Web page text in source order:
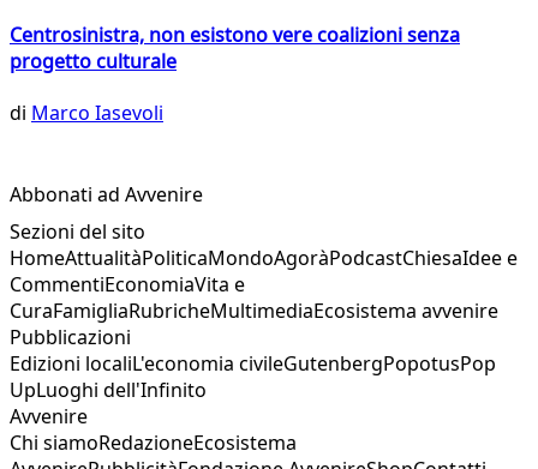
Centrosinistra, non esistono vere coalizioni senza
progetto culturale
di Marco Iasevoli
Abbonati ad Avvenire
Sezioni del sito
HomeAttualitàPoliticaMondoAgoràPodcastChiesaIdee e
CommentiEconomiaVita e
CuraFamigliaRubricheMultimediaEcosistema avvenire
Pubblicazioni
Edizioni localiL'economia civileGutenbergPopotusPop
UpLuoghi dell'Infinito
Avvenire
Chi siamoRedazioneEcosistema